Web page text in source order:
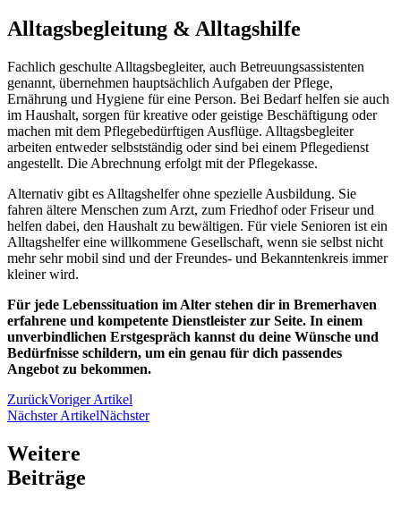
Alltagsbegleitung & Alltagshilfe
Fachlich geschulte Alltagsbegleiter, auch Betreuungsassistenten
genannt, übernehmen hauptsächlich Aufgaben der Pflege,
Ernährung und Hygiene für eine Person. Bei Bedarf helfen sie auch
im Haushalt, sorgen für kreative oder geistige Beschäftigung oder
machen mit dem Pflegebedürftigen Ausflüge. Alltagsbegleiter
arbeiten entweder selbstständig oder sind bei einem Pflegedienst
angestellt. Die Abrechnung erfolgt mit der Pflegekasse.
Alternativ gibt es Alltagshelfer ohne spezielle Ausbildung. Sie
fahren ältere Menschen zum Arzt, zum Friedhof oder Friseur und
helfen dabei, den Haushalt zu bewältigen. Für viele Senioren ist ein
Alltagshelfer eine willkommene Gesellschaft, wenn sie selbst nicht
mehr sehr mobil sind und der Freundes- und Bekanntenkreis immer
kleiner wird.
Für jede Lebenssituation im Alter stehen dir in Bremerhaven
erfahrene und kompetente Dienstleister zur Seite. In einem
unverbindlichen Erstgespräch kannst du deine Wünsche und
Bedürfnisse schildern, um ein genau für dich passendes
Angebot zu bekommen.
ZurückVoriger Artikel
Nächster ArtikelNächster
Weitere
Beiträge